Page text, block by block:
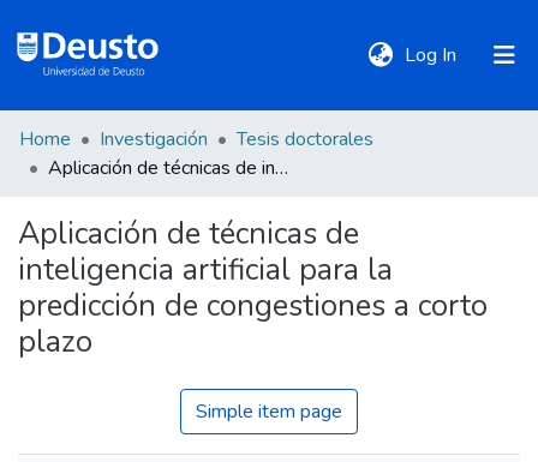
Log In (current)
DeustoTeka
Communities
&
Collections
Statistics
Home Investigación
Tesis doctorales
Aplicación de técnicas de inteligencia artificial para la predicción de congestiones a corto plazo
Aplicación de técnicas de
inteligencia artificial para la
predicción de congestiones a corto
plazo
Simple item page